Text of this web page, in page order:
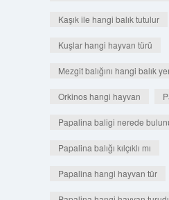
Kaşık ile hangi balık tutulur
Kuşlar hangi hayvan türü
Mezgit balığını hangi balık
Orkinos hangi hayvan
Papalina baligi nerede
Papalina balığı kılçıklı mı
Papalina hangi hayvan tür